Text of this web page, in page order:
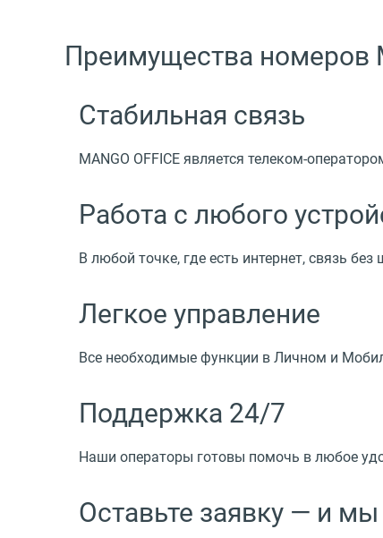
Преимущества номеров
Стабильная связь
MANGO OFFICE является телеком-
Работа с любого
В любой точке, где есть интернет, связь
Легкое управление
Все необходимые функции в Личном и
Поддержка 24/7
Наши операторы готовы помочь в любое
Оставьте заявку — и